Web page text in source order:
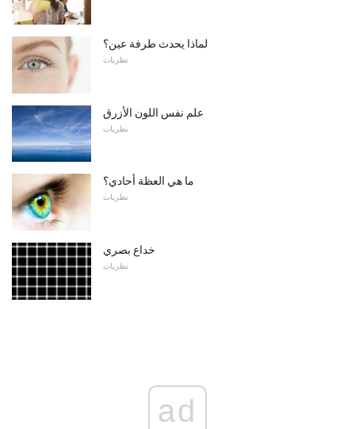
لماذا يحدث طرفة عين؟
نظريات
علم نفس اللون الأزرق
نظريات
ما هي العظة أحادي؟
نظريات
خداع بصري
نظريات
ad